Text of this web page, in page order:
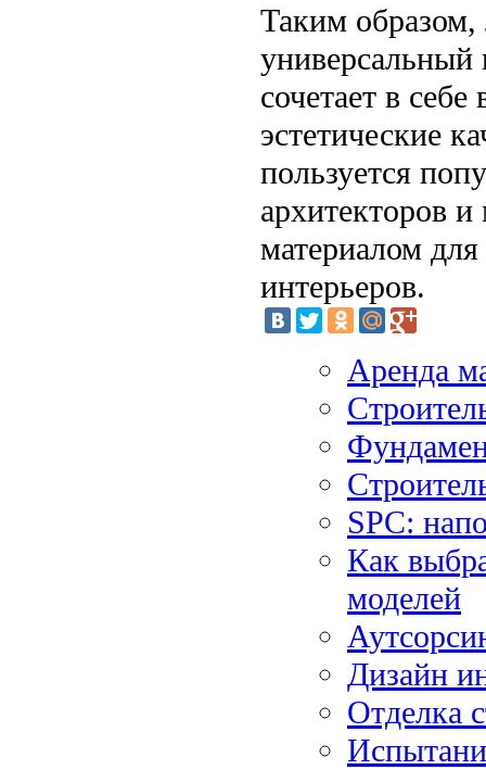
Таким
сочетает в
эстетические
пользуется
архитекторов
материалом
интерьеров.
Аренда
SPC:
Как
моделей
Дизайн
Отделка